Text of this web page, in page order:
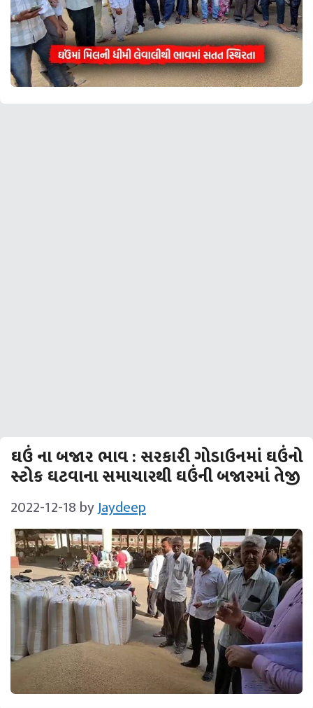
ઘઉં ના બજાર ભાવ : સરકારી ગોડાઉનમાં ઘઉંનો
સ્ટોક ઘટવાના સમાચારથી ઘઉંની બજારમાં તેજી
2022-12-18 byJaydeep